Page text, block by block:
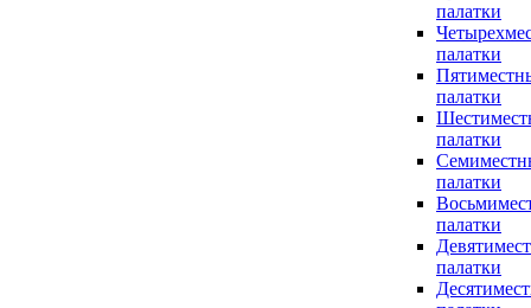
палатки
палатки
палатки
палатки
палатки
палатки
палатки